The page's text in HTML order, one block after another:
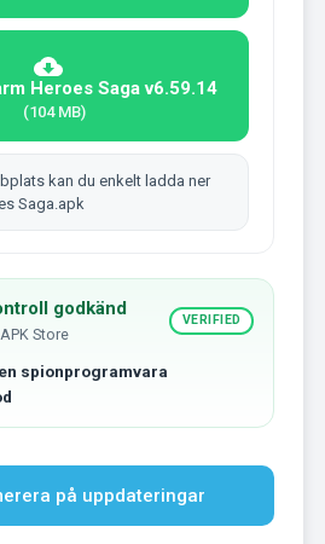
Heroes Saga v6.59.14
(104 MB)
kan du enkelt ladda ner
Saga.apk
godkänd
Store
VERIFIED
spionprogramvara
på uppdateringar